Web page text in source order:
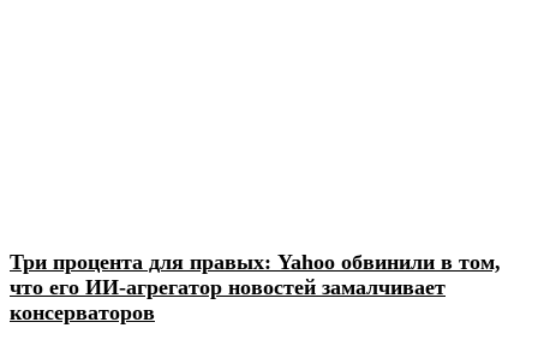
Три процента для правых: Yahoo обвинили в том,
что его ИИ-агрегатор новостей замалчивает
консерваторов